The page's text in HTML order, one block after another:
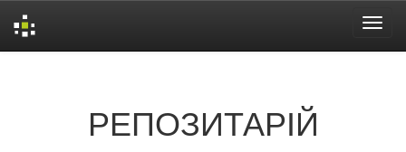
РЕПОЗИТАРІЙ